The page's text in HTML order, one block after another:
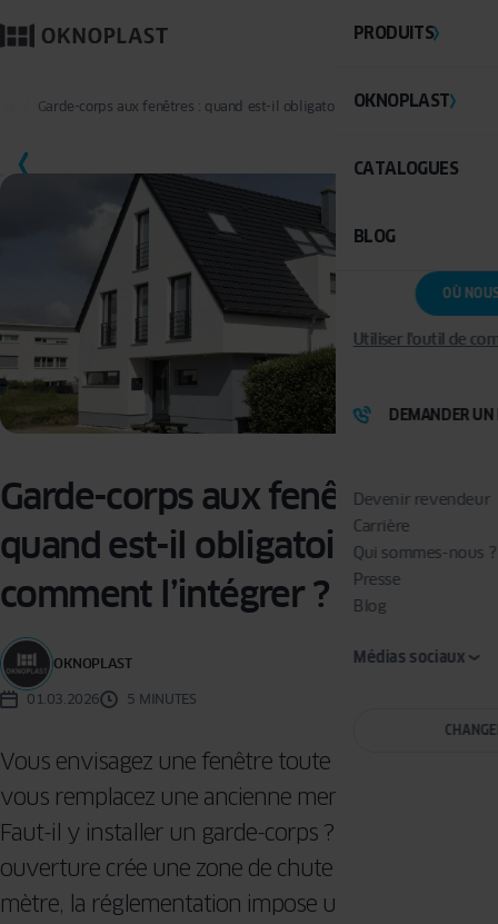
PRODUITS
OKNOPLAST
CATALOGUES
BLOG
OÙ
Utiliser l'outil de
DEMANDER UN
Devenir revendeur
Carrière
Qui sommes-nous ?
Presse
Blog
Médias sociaux
Garde-corps aux fenêtres : quand est-il obligatoire et comment l’intégrer ?
SAUVEGARDER
Garde-corps aux fenêtres :
quand est-il obligatoire et
comment l’intégrer ?
OKNOPLAST
01.03.2026 5 MINUTES
Vous envisagez une fenêtre toute hauteur ou
vous remplacez une ancienne menuiserie à l’étage.
Faut-il y installer un garde-corps ? Dès qu’une
ouverture crée une zone de chute de plus d’un
mètre, la réglementation impose une protection